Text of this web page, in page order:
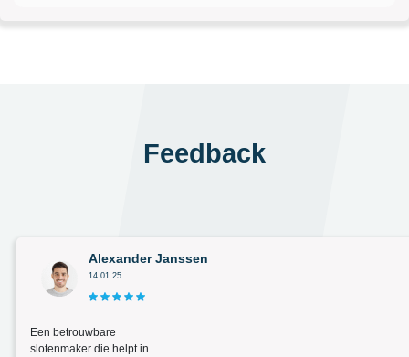
Feedback
Alexander Janssen
14.01.25
Een betrouwbare
slotenmaker die helpt in